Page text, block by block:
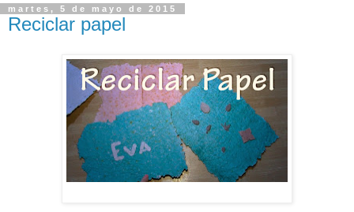
martes, 5 de mayo de 2015
Reciclar papel